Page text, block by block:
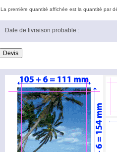
La première quantité affichée est la quantité par
Date de livraison probable :